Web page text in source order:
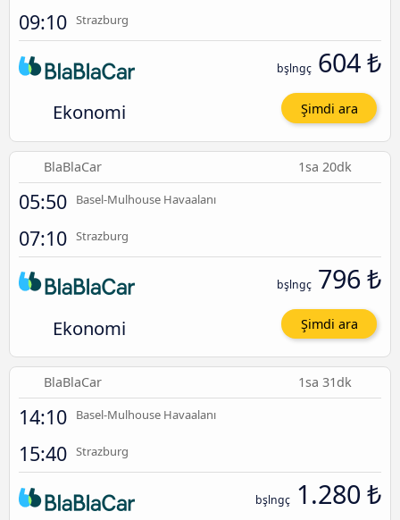
09:10 Strazburg
Ekonomi
bşlngç 604 ₺
Şimdi ara
BlaBlaCar 1sa 20dk
05:50 Basel-Mulhouse Havaalanı
07:10 Strazburg
Ekonomi
bşlngç 796 ₺
Şimdi ara
BlaBlaCar 1sa 31dk
14:10 Basel-Mulhouse Havaalanı
15:40 Strazburg
bşlngç 1.280 ₺